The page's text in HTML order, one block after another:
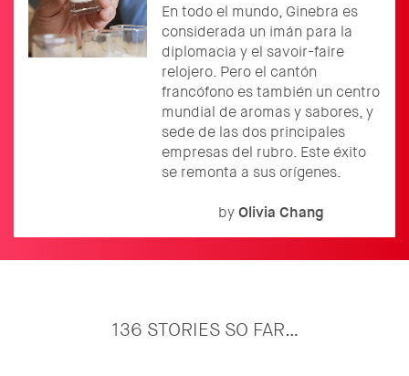
En todo el mundo, Ginebra es
considerada un imán para la
diplomacia y el savoir-faire
relojero. Pero el cantón
francófono es también un centro
mundial de aromas y sabores, y
sede de las dos principales
empresas del rubro. Este éxito
se remonta a sus orígenes.
byOlivia Chang
136 STORIES SO FAR…